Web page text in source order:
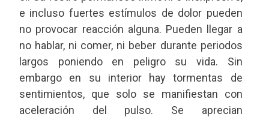
e incluso fuertes estímulos de dolor pueden
no provocar reacción alguna. Pueden llegar a
no hablar, ni comer, ni beber durante periodos
largos poniendo en peligro su vida. Sin
embargo en su interior hay tormentas de
sentimientos, que solo se manifiestan con
aceleración del pulso. Se aprecian